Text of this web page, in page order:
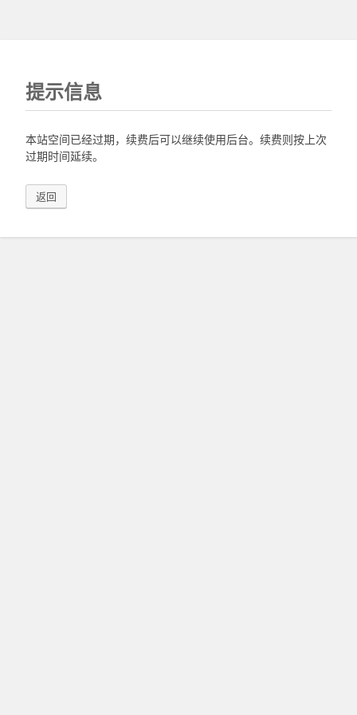
提示信息
本站空间已经过期，续费后可以继续使用后台。续费则按上次
过期时间延续。
返回